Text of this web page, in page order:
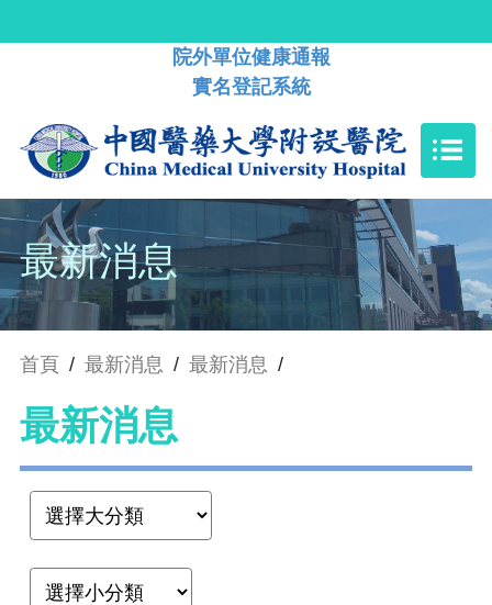
院外單位健康通報
實名登記系統
最新消息
首頁 / 最新消息 / 最新消息 /
最新消息